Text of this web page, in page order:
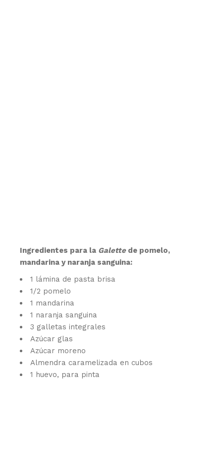
Ingredientes para la Galettede pomelo,
mandarina y naranja sanguina:
1 lámina de pasta brisa
1/2 pomelo
1 mandarina
1 naranja sanguina
3 galletas integrales
Azúcar glas
Azúcar moreno
Almendra caramelizada en cubos
1 huevo, para pinta